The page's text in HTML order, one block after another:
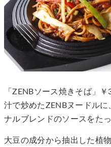
「ZENBソース焼きそば」
汁で炒めたZENBヌードル
ナルブレンドのソースをた
大豆の成分から抽出した植